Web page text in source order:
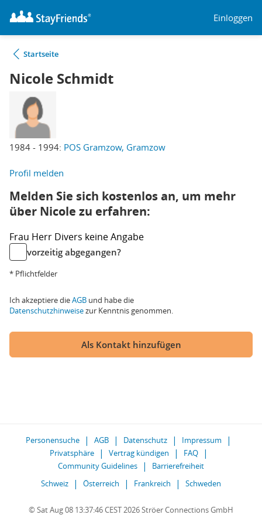
Einloggen
Startseite
Nicole Schmidt
1984 - 1994: POS Gramzow, Gramzow
Profil melden
Melden Sie sich kostenlos an, um mehr
über Nicole zu erfahren:
Frau Herr Divers keine Angabe
vorzeitig abgegangen?
* Pflichtfelder
Ich akzeptiere dieAGB und habe die
Datenschutzhinweisezur Kenntnis genommen.
Als Kontakt hinzufügen
Personensuche AGB Datenschutz
Impressum
Privatsphäre
Vertrag kündigen
FAQ
Community Guidelines
Barrierefreiheit
Schweiz
Österreich Frankreich Schweden
© Sat Aug 08 13:37:46 CEST 2026 Ströer Connections GmbH